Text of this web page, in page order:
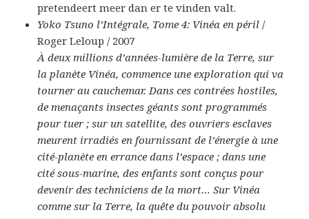
pretendeert meer dan er te vinden valt.
Yoko Tsuno l’Intégrale, Tome 4: Vinéa en péril /
Roger Leloup / 2007
À deux millions d’années-lumière de la Terre, sur
la planète Vinéa, commence une exploration qui va
tourner au cauchemar. Dans ces contrées hostiles,
de menaçants insectes géants sont programmés
pour tuer ; sur un satellite, des ouvriers esclaves
meurent irradiés en fournissant de l’énergie à une
cité-planète en errance dans l’espace ; dans une
cité sous-marine, des enfants sont conçus pour
devenir des techniciens de la mort… Sur Vinéa
comme sur la Terre, la quête du pouvoir absolu